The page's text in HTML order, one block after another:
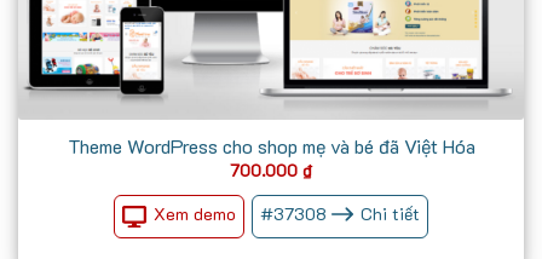
Theme WordPress cho shop mẹ và bé đã Việt Hóa
700.000 ₫
Xem demo #37308 Chi tiết